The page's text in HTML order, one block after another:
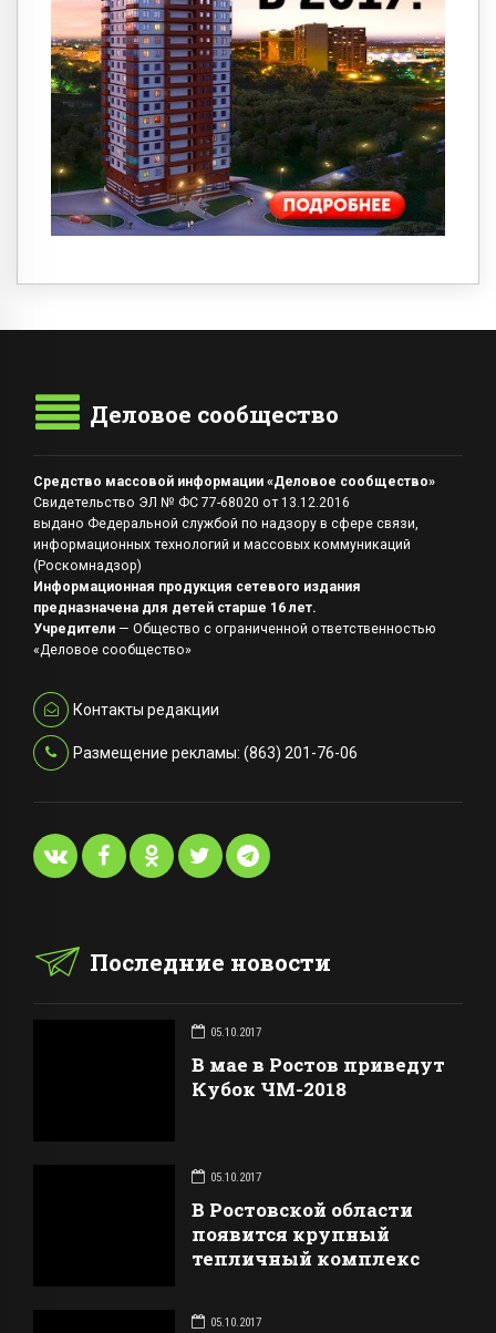
Деловое сообщество
Средство массовой информации «Деловое сообщество»
Свидетельство ЭЛ № ФС 77-68020 от 13.12.2016
выдано Федеральной службой по надзору в сфере связи,
информационных технологий и массовых коммуникаций
(Роскомнадзор)
Информационная продукция сетевого издания
предназначена для детей старше 16 лет.
Учредители — Общество с ограниченной ответственностью
«Деловое сообщество»
Контакты редакции
Размещение рекламы: (863) 201-76-06
Последние новости
05.10.2017
В мае в Ростов приведут
Кубок ЧМ-2018
05.10.2017
В Ростовской области
появится крупный
тепличный комплекс
05.10.2017